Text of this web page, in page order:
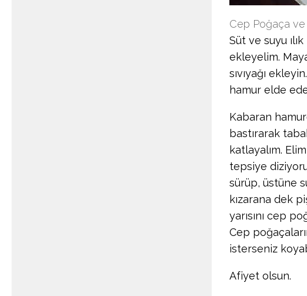
Cep Poğaça ve
Süt ve suyu
ekleyelim.
sıvıyağı
hamur elde
Kabaran
bastırarak
katlayalım.
tepsiye
sürüp, üstüne
kızarana dek
yarısını cep
Cep
isterseniz
Afiyet olsun.